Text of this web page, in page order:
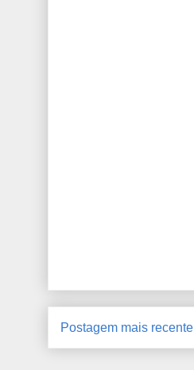
Postagem mais recente